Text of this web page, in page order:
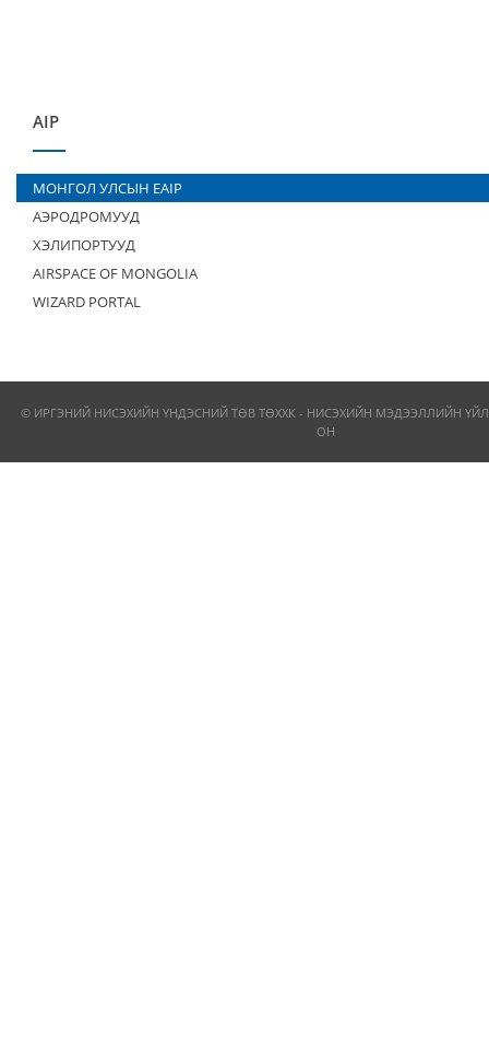
AIP
МОНГОЛ УЛСЫН EAIP
АЭРОДРОМУУД
ХЭЛИПОРТУУД
AIRSPACE OF MONGOLIA
WIZARD PORTAL
© ИРГЭНИЙ НИСЭХИЙН ҮНДЭСНИЙ ТӨВ ТӨХХК - НИСЭХИЙН МЭДЭЭЛЛИЙН
ОН